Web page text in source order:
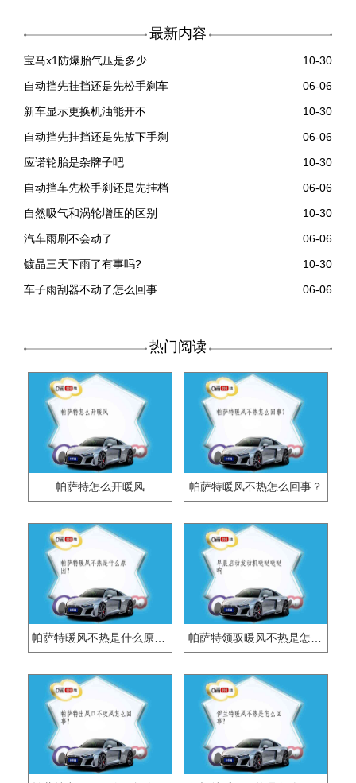
最新内容
宝马x1防爆胎气压是多少
10-30
自动挡先挂挡还是先松手刹车
06-06
新车显示更换机油能开不
10-30
自动挡先挂挡还是先放下手刹
06-06
应诺轮胎是杂牌子吧
10-30
自动挡车先松手刹还是先挂档
06-06
自然吸气和涡轮增压的区别
10-30
汽车雨刷不会动了
06-06
镀晶三天下雨了有事吗?
10-30
车子雨刮器不动了怎么回事
06-06
热门阅读
帕萨特怎么开暖风 帕萨特暖风不热怎么回事？